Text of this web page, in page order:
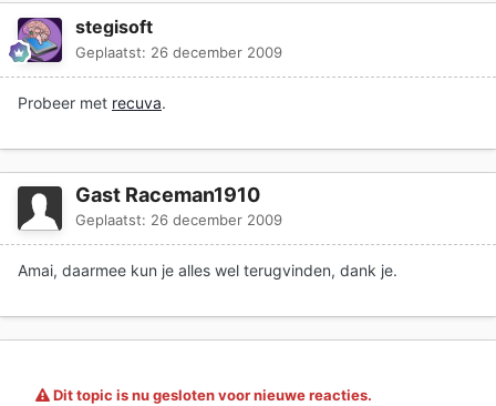
stegisoft
Geplaatst: 26 december 2009
Probeer met recuva.
Gast Raceman1910
Geplaatst: 26 december 2009
Amai, daarmee kun je alles wel terugvinden, dank je.
Dit topic is nu gesloten voor nieuwe reacties.